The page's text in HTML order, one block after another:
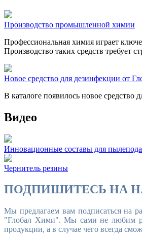
Производство промышленной химии
Профессиональная химия играет
Производство таких средств требует
Новое средство для дезинфекции от
В каталоге появилось новое
Видео
Инновационные составы для
Чернитель резины
ПОДПИШИТЕСЬ НА
Мы предлагаем вам подписаться на
"Глобал Хими". Мы сами не любим
продукции, а в случае чего всегда